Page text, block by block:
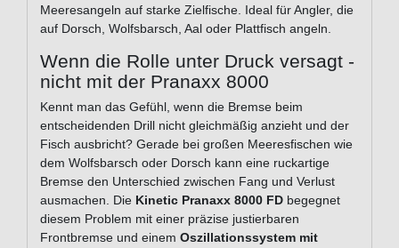
Meeresangeln auf starke Zielfische. Ideal für Angler, die
auf Dorsch, Wolfsbarsch, Aal oder Plattfisch angeln.
Wenn die Rolle unter Druck versagt -
nicht mit der Pranaxx 8000
Kennt man das Gefühl, wenn die Bremse beim
entscheidenden Drill nicht gleichmäßig anzieht und der
Fisch ausbricht? Gerade bei großen Meeresfischen wie
dem Wolfsbarsch oder Dorsch kann eine ruckartige
Bremse den Unterschied zwischen Fang und Verlust
ausmachen. Die Kinetic Pranaxx 8000 FD begegnet
diesem Problem mit einer präzise justierbaren
Frontbremse und einem Oszillationssystem mit